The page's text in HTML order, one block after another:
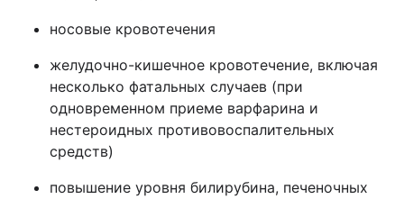
носовые кровотечения
желудочно-кишечное кровотечение, включая
несколько фатальных случаев (при
одновременном приеме варфарина и
нестероидных противовоспалительных
средств)
повышение уровня билирубина, печеночных